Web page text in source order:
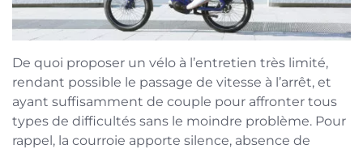
De quoi proposer un vélo à l’entretien très limité,
rendant possible le passage de vitesse à l’arrêt, et
ayant suffisamment de couple pour affronter tous
types de difficultés sans le moindre problème. Pour
rappel, la courroie apporte silence, absence de